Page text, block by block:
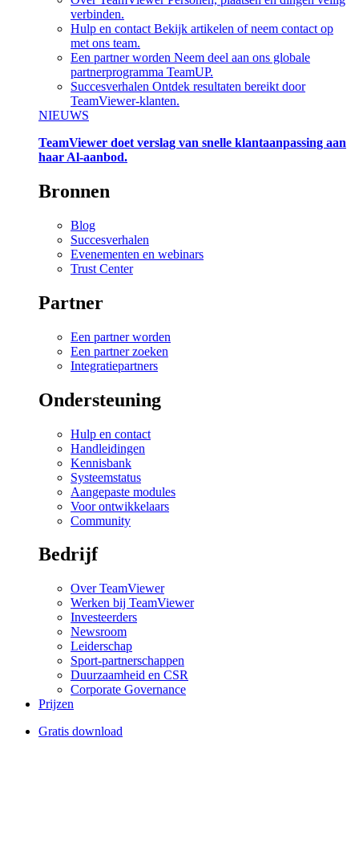
verbinden.
Hulp en contact Bekijk artikelen of neem contact op
met ons team.
Een partner worden Neem deel aan ons globale
partnerprogramma TeamUP.
Succesverhalen Ontdek resultaten bereikt door
TeamViewer-klanten.
NIEUWS
TeamViewer doet verslag van snelle klantaanpassing aan
haar Al-aanbod.
Bronnen
Blog
Succesverhalen
Evenementen en webinars
Trust Center
Partner
Een partner worden
Een partner zoeken
Integratiepartners
Ondersteuning
Hulp en contact
Handleidingen
Kennisbank
Systeemstatus
Aangepaste modules
Voor ontwikkelaars
Community
Bedrijf
Over TeamViewer
Werken bij TeamViewer
Investeerders
Newsroom
Leiderschap
Sport-partnerschappen
Duurzaamheid en CSR
Corporate Governance
Prijzen
Gratis download